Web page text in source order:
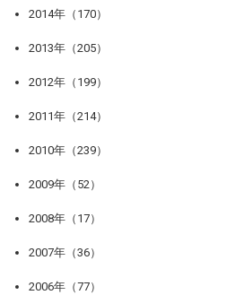
2014年（170）
2013年（205）
2012年（199）
2011年（214）
2010年（239）
2009年（52）
2008年（17）
2007年（36）
2006年（77）